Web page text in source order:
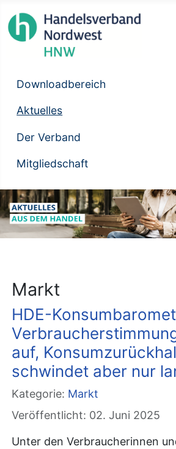
Downloadbereich
Aktuelles
Der Verband
Mitgliedschaft
Markt
HDE-
auf,
schwindet aber nur
Kategorie: Markt
Veröffentlicht: 02. Juni 2025
Unter den Verbraucherinnen